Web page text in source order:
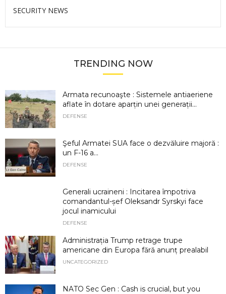
SECURITY NEWS
TRENDING NOW
Armata recunoaşte : Sistemele antiaeriene
aflate în dotare aparțin unei generații...
DEFENSE
Şeful Armatei SUA face o dezvăluire majoră :
un F-16 a...
DEFENSE
Generali ucraineni : Incitarea împotriva
comandantul-șef Oleksandr Syrskyi face
jocul inamicului
DEFENSE
Administrația Trump retrage trupe
americane din Europa fără anunț prealabil
UNCATEGORIZED
NATO Sec Gen : Cash is crucial, but you